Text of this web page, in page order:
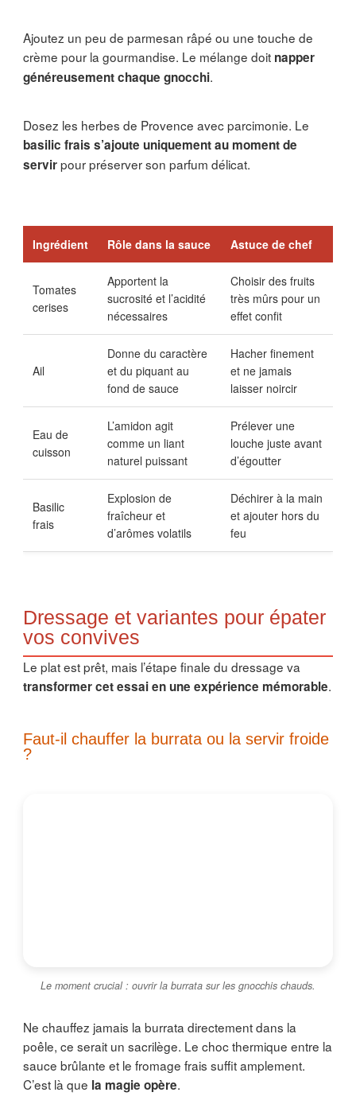
Ajoutez un peu de parmesan râpé ou une touche de
crème pour la gourmandise. Le mélange doit napper
généreusement chaque gnocchi.
Dosez les herbes de Provence avec parcimonie. Le
basilic frais s’ajoute uniquement au moment de
servirpour préserver son parfum délicat.
Ingrédient Rôle dans la sauce Astuce de chef
Tomates
cerises
Apportent la
sucrosité et l’acidité
nécessaires
Choisir des fruits
très mûrs pour un
effet confit
Ail
Donne du caractère
et du piquant au
fond de sauce
Hacher finement
et ne jamais
laisser noircir
Eau de
cuisson
L’amidon agit
comme un liant
naturel puissant
Prélever une
louche juste avant
d’égoutter
Basilic
frais
Explosion de
fraîcheur et
d’arômes volatils
Déchirer à la main
et ajouter hors du
feu
Dressage et variantes pour épater
vos convives
Le plat est prêt, mais l’étape finale du dressage va
transformer cet essai en une expérience mémorable.
Faut-il chauffer la burrata ou la servir froide
?
Le moment crucial : ouvrir la burrata sur les gnocchis chauds.
Ne chauffez jamais la burrata directement dans la
poêle, ce serait un sacrilège. Le choc thermique entre la
sauce brûlante et le fromage frais suffit amplement.
C’est là que la magie opère.